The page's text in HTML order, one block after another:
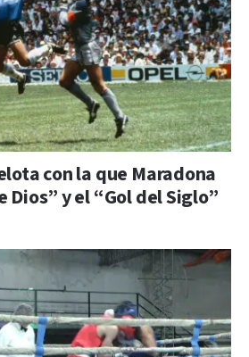
con la que Maradona
Dios” y el “Gol del Siglo”